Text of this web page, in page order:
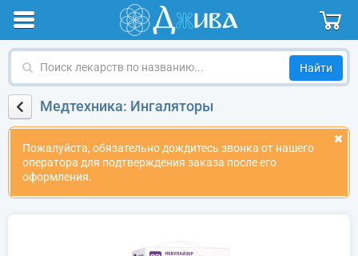
Поиск
по
названиюМедтехника: Ингаляторы
Пожалуйста, обязательно дождитесь звонка от нашего
оператора для подтверждения заказа после его
оформления.